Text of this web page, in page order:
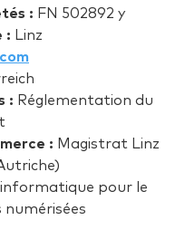
: FN 502892 y
: Linz
: Réglementation du
: Magistrat Linz
pour le